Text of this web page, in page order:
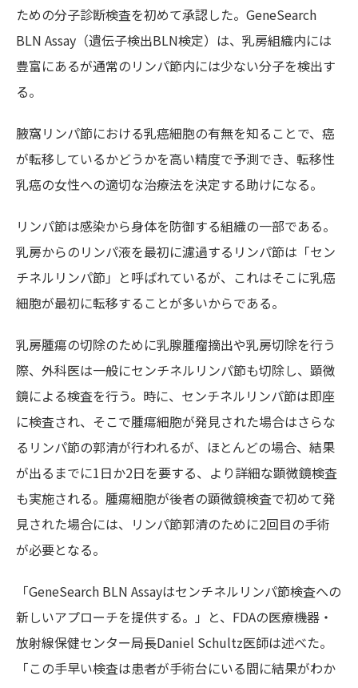
ための分子診断検査を初めて承認した。GeneSearch
BLN Assay（遺伝子検出BLN検定）は、乳房組織内には
豊富にあるが通常のリンパ節内には少ない分子を検出す
る。
腋窩リンパ節における乳癌細胞の有無を知ることで、癌
が転移しているかどうかを高い精度で予測でき、転移性
乳癌の女性への適切な治療法を決定する助けになる。
リンパ節は感染から身体を防御する組織の一部である。
乳房からのリンパ液を最初に濾過するリンパ節は「セン
チネルリンパ節」と呼ばれているが、これはそこに乳癌
細胞が最初に転移することが多いからである。
乳房腫瘍の切除のために乳腺腫瘤摘出や乳房切除を行う
際、外科医は一般にセンチネルリンパ節も切除し、顕微
鏡による検査を行う。時に、センチネルリンパ節は即座
に検査され、そこで腫瘍細胞が発見された場合はさらな
るリンパ節の郭清が行われるが、ほとんどの場合、結果
が出るまでに1日か2日を要する、より詳細な顕微鏡検査
も実施される。腫瘍細胞が後者の顕微鏡検査で初めて発
見された場合には、リンパ節郭清のために2回目の手術
が必要となる。
「GeneSearch BLN Assayはセンチネルリンパ節検査への
新しいアプローチを提供する。」と、FDAの医療機器・
放射線保健センター局長Daniel Schultz医師は述べた。
「この手早い検査は患者が手術台にいる間に結果がわか